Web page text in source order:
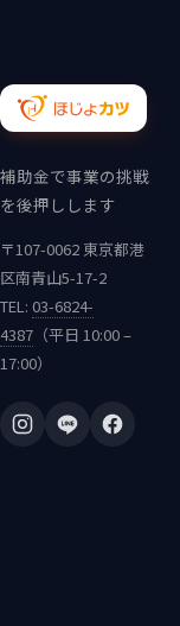
補助金で事業の挑戦
を後押しします
〒107-0062 東京都港
区南青山5-17-2
TEL: 03-6824-
4387 （平日 10:00 –
17:00）